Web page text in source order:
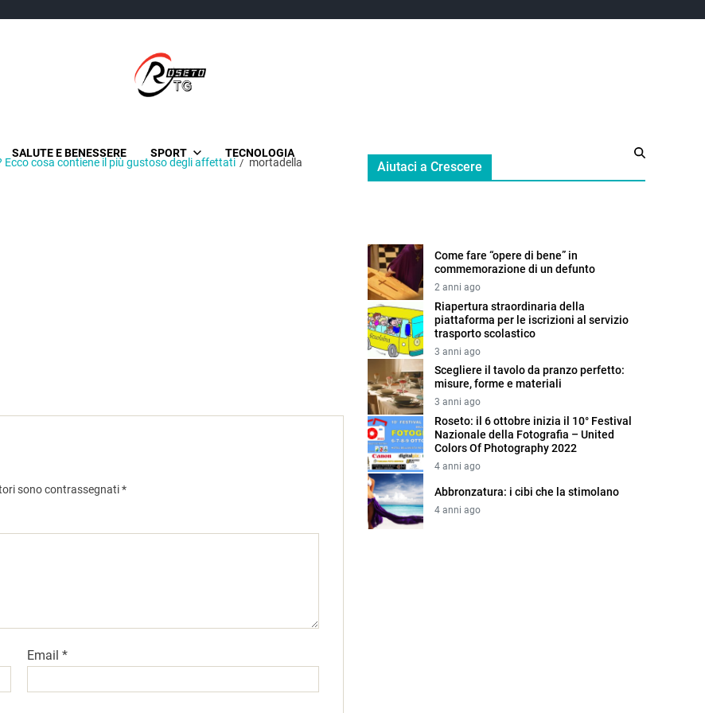
SALUTE E BENESSERE SPORT TECNOLOGIA
Ecco cosa contiene il più gustoso degli affettati mortadella
sono contrassegnati*
Email*
Aiutaci a Crescere
Come fare “opere di bene” in
commemorazione di un defunto
2 anni ago
Riapertura straordinaria della
piattaforma per le iscrizioni al servizio
trasporto scolastico
3 anni ago
Scegliere il tavolo da pranzo perfetto:
misure, forme e materiali
3 anni ago
Roseto: il 6 ottobre inizia il 10° Festival
Nazionale della Fotografia – United
Colors Of Photography 2022
4 anni ago
Abbronzatura: i cibi che la stimolano
4 anni ago